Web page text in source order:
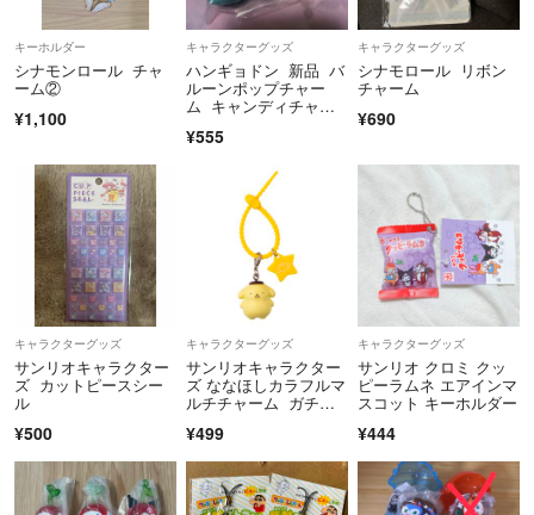
キーホルダー
シナモンロール チャ
ーム②
¥1,100
キャラクターグッズ
ハンギョドン 新品 バ
ルーンポップチャー
ム キャンディチャー
¥555
キャラクターグッズ
シナモロール リボン
チャーム
¥690
キャラクターグッズ
サンリオキャラクター
ズ カットピースシー
ル
¥500
キャラクターグッズ
サンリオキャラクター
ズ ななほしカラフルマ
ルチチャーム ガチ
¥499
キャラクターグッズ
サンリオ クロミ クッ
ピーラムネ エアインマ
スコット キーホルダー
¥444